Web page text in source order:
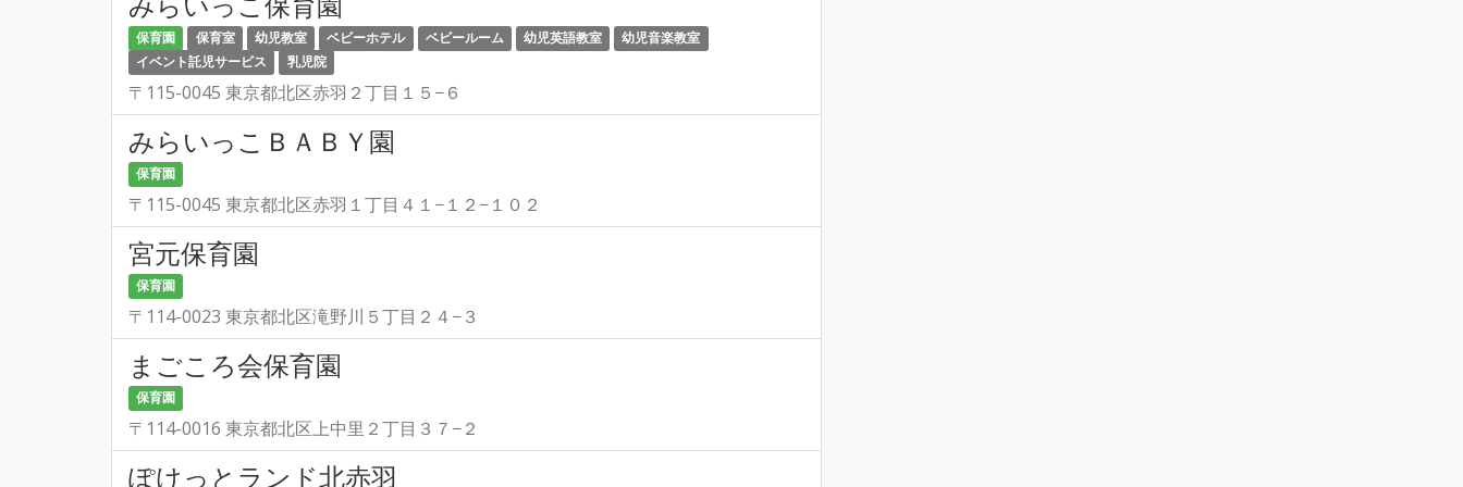
保育園 保育室 幼児教室 ベビーホテル ベビールーム 幼児英語教室
幼児音楽教室
イベント託児サービス
乳児院
〒115-0045 東京都北区赤羽２丁目１５−６
みらいっこＢＡＢＹ園
保育園
〒115-0045 東京都北区赤羽１丁目４１−１２−１０２
宮元保育園
保育園
〒114-0023 東京都北区滝野川５丁目２４−３
まごころ会保育園
保育園
〒114-0016 東京都北区上中里２丁目３７−２
ぽけっとランド北赤羽